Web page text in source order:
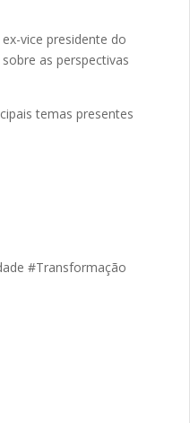
vice presidente do
as perspectivas
temas presentes
#Transformação